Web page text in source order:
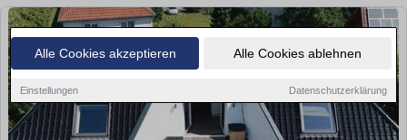
Alle Cookies akzeptieren Alle Cookies ablehnen
Einstellungen Datenschutzerklärung